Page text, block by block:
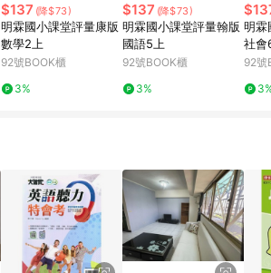
$137 (降$73)
明霖國小課堂評量康版
數學2上
92號BOOK櫃
3%
$137 (降$73)
明霖國小課堂評量翰版
國語5上
92號BOOK櫃
3%
明霖
社會
92號